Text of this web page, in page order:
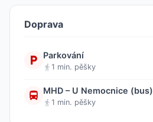
Doprava
Parkování
1 min. pěšky
MHD – U Nemocnice (bus)
1 min. pěšky